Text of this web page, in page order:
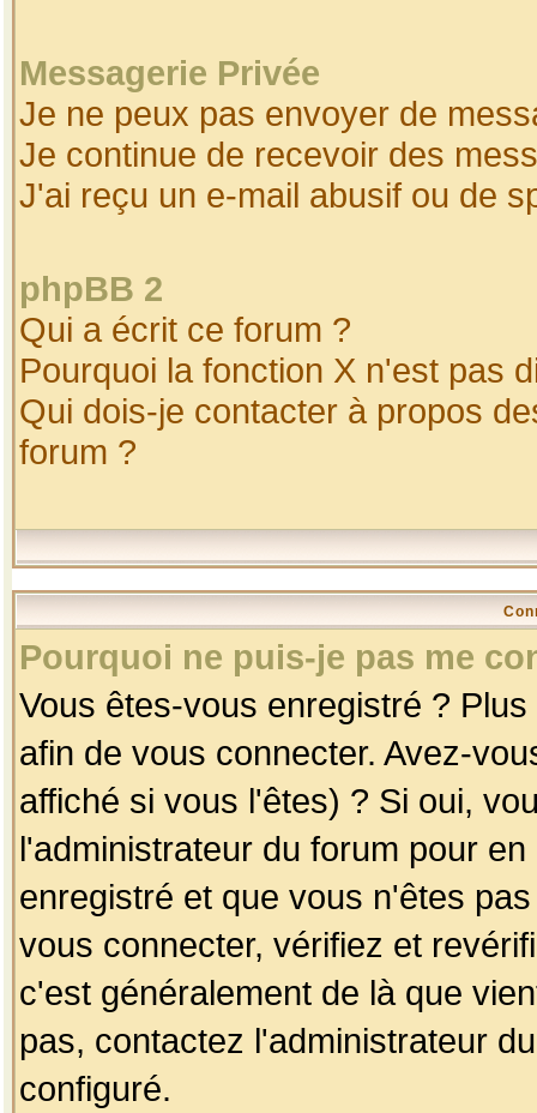
Messagerie Privée
Je ne peux pas envoyer de
Je continue de recevoir des
J'ai reçu un e-mail abusif ou de
phpBB 2
Qui a écrit ce forum ?
Pourquoi la fonction X n'est pas
Qui dois-je contacter à propos
forum ?
Pourquoi ne puis-je pas me
Vous êtes-vous enregistré ?
afin de vous connecter. Avez-
affiché si vous l'êtes) ? Si oui,
l'administrateur du forum pour
enregistré et que vous n'êtes
vous connecter, vérifiez et
c'est généralement de là que
pas, contactez l'administrateur
configuré.